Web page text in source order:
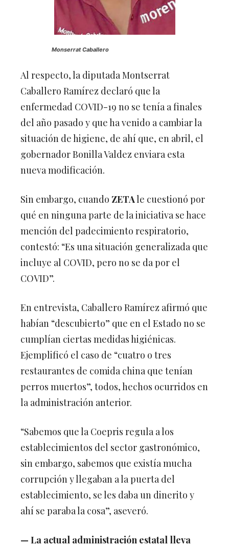
Al respecto, la diputada Montserrat
Caballero Ramírez declaró que la
enfermedad COVID-19 no se tenía a finales
del año pasado y que ha venido a cambiar la
situación de higiene, de ahí que, en abril, el
gobernador Bonilla Valdez enviara esta
nueva modificación.
Sin embargo, cuando ZETA le cuestionó por
qué en ninguna parte de la iniciativa se hace
mención del padecimiento respiratorio,
contestó: “Es una situación generalizada que
incluye al COVID, pero no se da por el
COVID”.
En entrevista, Caballero Ramírez afirmó que
habían “descubierto” que en el Estado no se
cumplían ciertas medidas higiénicas.
Ejemplificó el caso de “cuatro o tres
restaurantes de comida china que tenían
perros muertos”, todos, hechos ocurridos en
la administración anterior.
“Sabemos que la Coepris regula a los
establecimientos del sector gastronómico,
sin embargo, sabemos que existía mucha
corrupción y llegaban a la puerta del
establecimiento, se les daba un dinerito y
ahí se paraba la cosa”, aseveró.
— La actual administración estatal lleva